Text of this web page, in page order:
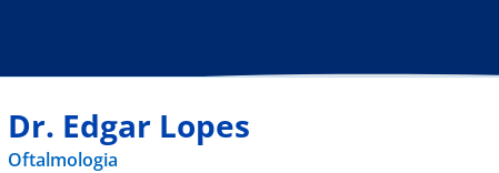
Dr. Edgar Lopes
Oftalmologia